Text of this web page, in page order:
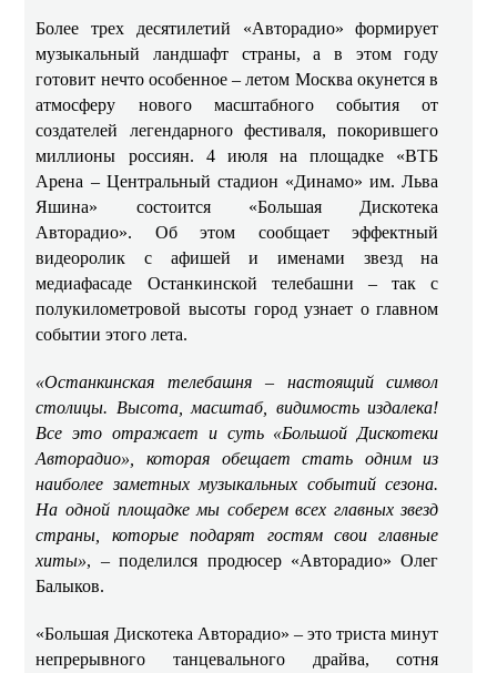
Более трех десятилетий «Авторадио» формирует
музыкальный ландшафт страны, а в этом году
готовит нечто особенное – летом Москва окунется в
атмосферу нового масштабного события от
создателей легендарного фестиваля, покорившего
миллионы россиян. 4 июля на площадке «ВТБ
Арена – Центральный стадион «Динамо» им. Льва
Яшина» состоится «Большая Дискотека
Авторадио». Об этом сообщает эффектный
видеоролик с афишей и именами звезд на
медиафасаде Останкинской телебашни – так с
полукилометровой высоты город узнает о главном
событии этого лета.
«Останкинская телебашня – настоящий символ
столицы. Высота, масштаб, видимость издалека!
Все это отражает и суть «Большой Дискотеки
Авторадио», которая обещает стать одним из
наиболее заметных музыкальных событий сезона.
На одной площадке мы соберем всех главных звезд
страны, которые подарят гостям свои главные
хиты», – поделился продюсер «Авторадио» Олег
Балыков.
«Большая Дискотека Авторадио» – это триста минут
непрерывного танцевального драйва, сотня